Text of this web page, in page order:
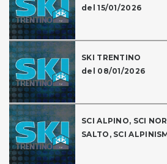
del 15/01/2026
SKI TRENTINO
del 08/01/2026
SCI ALPINO, SCI
SALTO, SCI